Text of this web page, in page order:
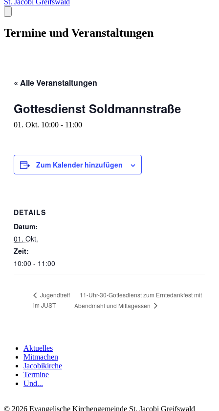
St. Jacobi Greifswald
Termine und Veranstaltungen
« Alle Veranstaltungen
Gottesdienst Soldmannstraße
01. Okt. 10:00 - 11:00
Zum Kalender hinzufügen
DETAILS
Datum:
01. Okt.
Zeit:
10:00 - 11:00
Jugendtreff
im JUST
11-Uhr-30-Gottesdienst zum Erntedankfest mit
Abendmahl und Mittagessen
Aktuelles
Mitmachen
Jacobikirche
Termine
Und...
© 2026 Evangelische Kirchengemeinde St. Jacobi Greifswald